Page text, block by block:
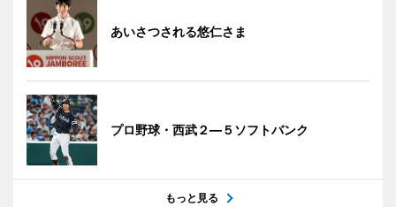
あいさつされる悠仁さま
プロ野球・西武２―５ソフトバンク
もっと見る